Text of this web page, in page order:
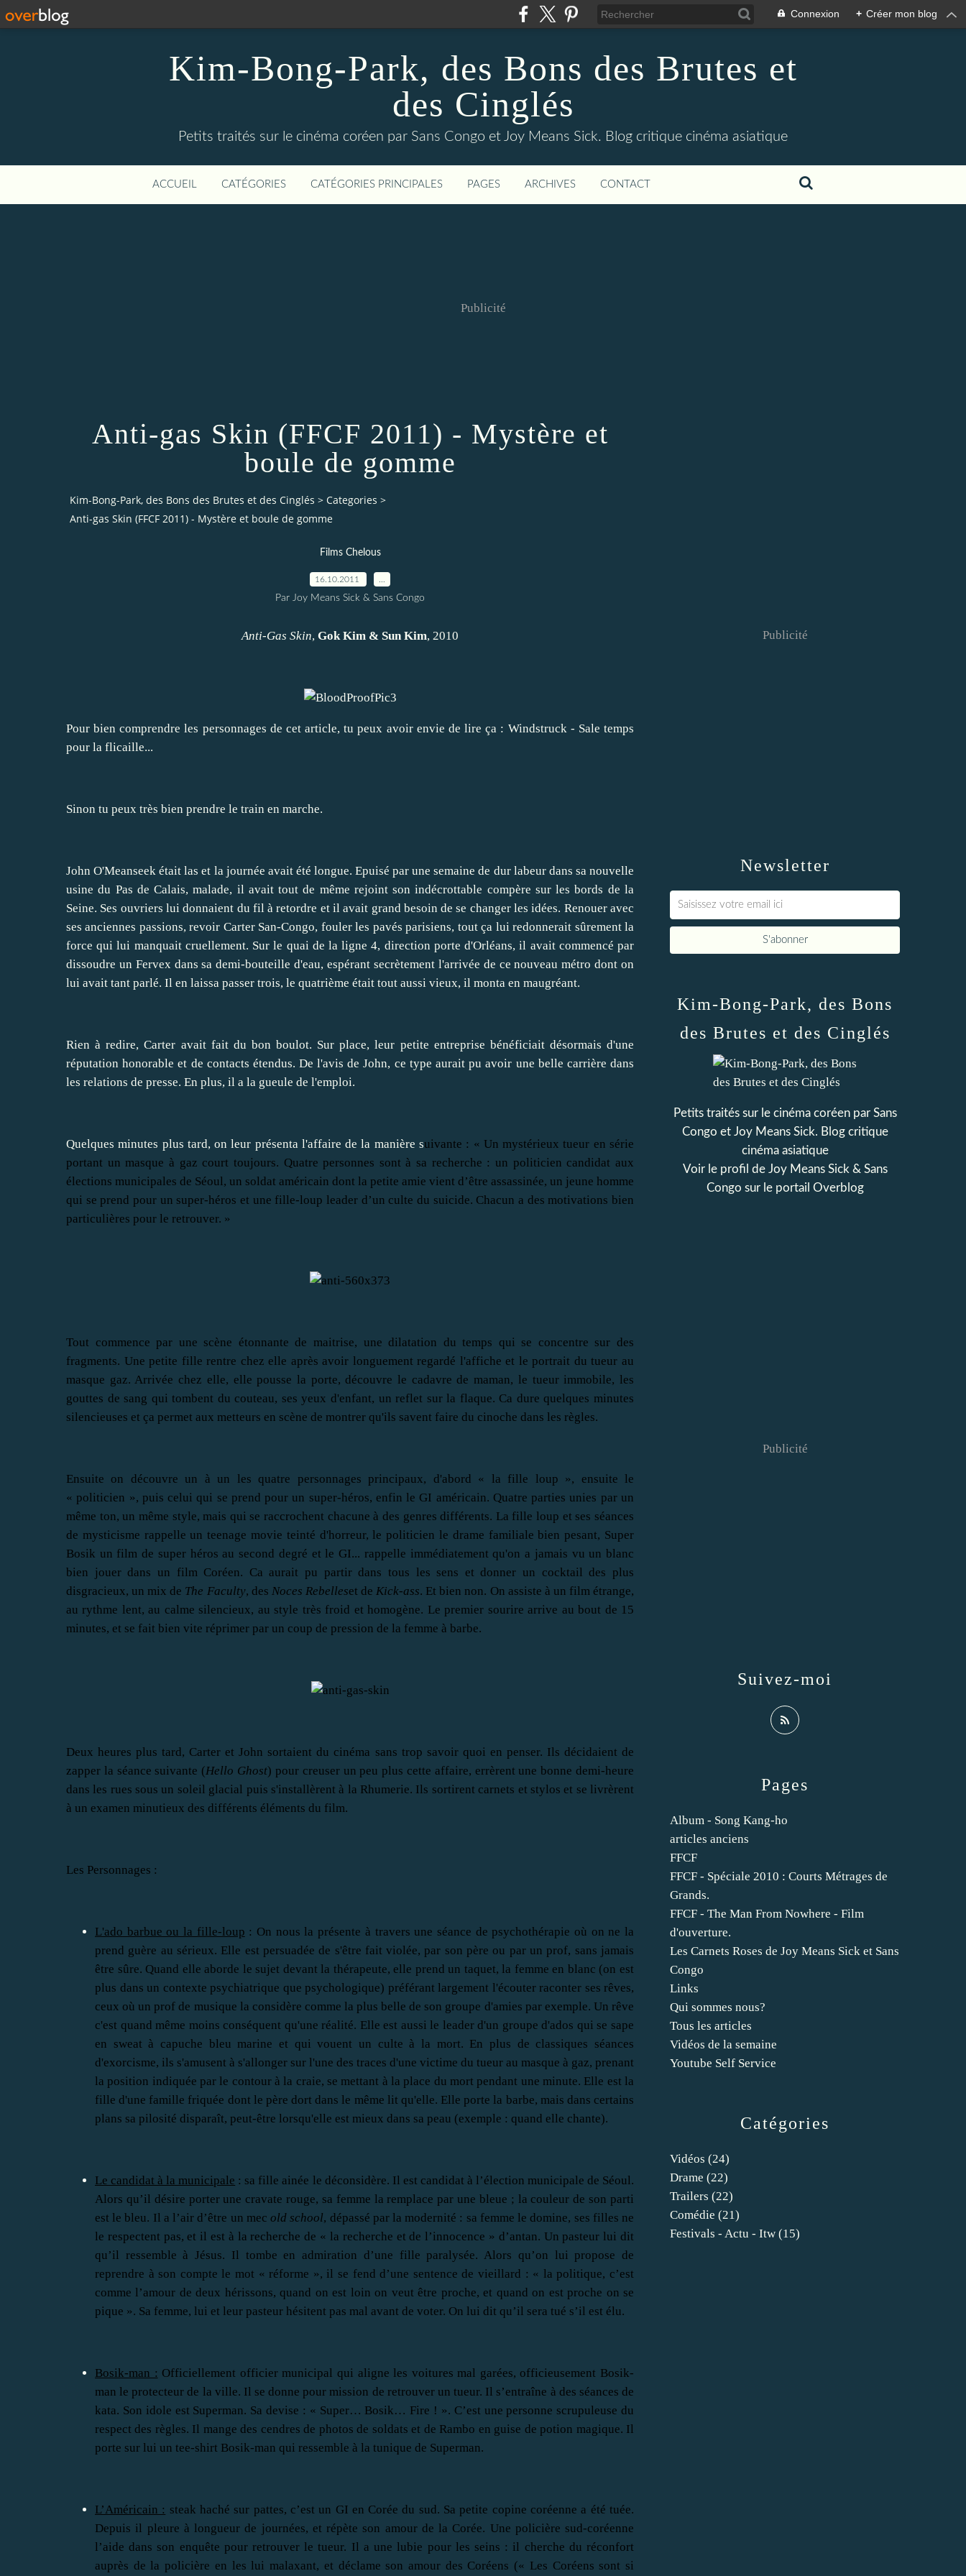
Connexion + Créer mon blog
Kim-Bong-Park, des Bons des Brutes et
des Cinglés
Petits traités sur le cinéma coréen par Sans Congo et Joy Means Sick. Blog critique cinéma asiatique
ACCUEIL CATÉGORIES CATÉGORIES PRINCIPALES PAGES ARCHIVES CONTACT
Publicité
Anti-gas Skin (FFCF 2011) - Mystère et
boule de gomme
Kim-Bong-Park, des Bons des Brutes et des Cinglés > Categories >
Anti-gas Skin (FFCF 2011) - Mystère et boule de gomme
Films Chelous
16.10.2011
Par Joy Means Sick & Sans Congo
Anti-Gas Skin, Gok Kim & Sun Kim, 2010
Pour bien comprendre les personnages de cet article, tu peux avoir envie de lire ça : Windstruck - Sale temps
pour la flicaille...
Sinon tu peux très bien prendre le train en marche.
John O'Meanseek était las et la journée avait été longue. Epuisé par une semaine de dur labeur dans sa nouvelle
usine du Pas de Calais, malade, il avait tout de même rejoint son indécrottable compère sur les bords de la
Seine. Ses ouvriers lui donnaient du fil à retordre et il avait grand besoin de se changer les idées. Renouer avec
ses anciennes passions, revoir Carter San-Congo, fouler les pavés parisiens, tout ça lui redonnerait sûrement la
force qui lui manquait cruellement. Sur le quai de la ligne 4, direction porte d'Orléans, il avait commencé par
dissoudre un Fervex dans sa demi-bouteille d'eau, espérant secrètement l'arrivée de ce nouveau métro dont on
lui avait tant parlé. Il en laissa passer trois, le quatrième était tout aussi vieux, il monta en maugréant.
Rien à redire, Carter avait fait du bon boulot. Sur place, leur petite entreprise bénéficiait désormais d'une
réputation honorable et de contacts étendus. De l'avis de John, ce type aurait pu avoir une belle carrière dans
les relations de presse. En plus, il a la gueule de l'emploi.
Quelques minutes plus tard, on leur présenta l'affaire de la manière suivante : « Un mystérieux tueur en série
portant un masque à gaz court toujours. Quatre personnes sont à sa recherche : un politicien candidat aux
élections municipales de Séoul, un soldat américain dont la petite amie vient d’être assassinée, un jeune homme
qui se prend pour un super-héros et une fille-loup leader d’un culte du suicide. Chacun a des motivations bien
particulières pour le retrouver. »
Tout commence par une scène étonnante de maitrise, une dilatation du temps qui se concentre sur des
fragments. Une petite fille rentre chez elle après avoir longuement regardé l'affiche et le portrait du tueur au
masque gaz. Arrivée chez elle, elle pousse la porte, découvre le cadavre de maman, le tueur immobile, les
gouttes de sang qui tombent du couteau, ses yeux d'enfant, un reflet sur la flaque. Ca dure quelques minutes
silencieuses et ça permet aux metteurs en scène de montrer qu'ils savent faire du cinoche dans les règles.
Ensuite on découvre un à un les quatre personnages principaux, d'abord « la fille loup », ensuite le
« politicien », puis celui qui se prend pour un super-héros, enfin le GI américain. Quatre parties unies par un
même ton, un même style, mais qui se raccrochent chacune à des genres différents. La fille loup et ses séances
de mysticisme rappelle un teenage movie teinté d'horreur, le politicien le drame familiale bien pesant, Super
Bosik un film de super héros au second degré et le GI... rappelle immédiatement qu'on a jamais vu un blanc
bien jouer dans un film Coréen. Ca aurait pu partir dans tous les sens et donner un cocktail des plus
disgracieux, un mix de The Faculty, des Noces Rebelleset de Kick-ass. Et bien non. On assiste à un film étrange,
au rythme lent, au calme silencieux, au style très froid et homogène. Le premier sourire arrive au bout de 15
minutes, et se fait bien vite réprimer par un coup de pression de la femme à barbe.
Deux heures plus tard, Carter et John sortaient du cinéma sans trop savoir quoi en penser. Ils décidaient de
zapper la séance suivante (Hello Ghost) pour creuser un peu plus cette affaire, errèrent une bonne demi-heure
dans les rues sous un soleil glacial puis s'installèrent à la Rhumerie. Ils sortirent carnets et stylos et se livrèrent
à un examen minutieux des différents éléments du film.
Les Personnages :
L'ado barbue ou la fille-loup : On nous la présente à travers une séance de psychothérapie où on ne la
prend guère au sérieux. Elle est persuadée de s'être fait violée, par son père ou par un prof, sans jamais
être sûre. Quand elle aborde le sujet devant la thérapeute, elle prend un taquet, la femme en blanc (on est
plus dans un contexte psychiatrique que psychologique) préférant largement l'écouter raconter ses rêves,
ceux où un prof de musique la considère comme la plus belle de son groupe d'amies par exemple. Un rêve
c'est quand même moins conséquent qu'une réalité. Elle est aussi le leader d'un groupe d'ados qui se sape
en sweat à capuche bleu marine et qui vouent un culte à la mort. En plus de classiques séances
d'exorcisme, ils s'amusent à s'allonger sur l'une des traces d'une victime du tueur au masque à gaz, prenant
la position indiquée par le contour à la craie, se mettant à la place du mort pendant une minute. Elle est la
fille d'une famille friquée dont le père dort dans le même lit qu'elle. Elle porte la barbe, mais dans certains
plans sa pilosité disparaît, peut-être lorsqu'elle est mieux dans sa peau (exemple : quand elle chante).
Le candidat à la municipale : sa fille ainée le déconsidère. Il est candidat à l’élection municipale de Séoul.
Alors qu’il désire porter une cravate rouge, sa femme la remplace par une bleue ; la couleur de son parti
est le bleu. Il a l’air d’être un mec old school, dépassé par la modernité : sa femme le domine, ses filles ne
le respectent pas, et il est à la recherche de « la recherche et de l’innocence » d’antan. Un pasteur lui dit
qu’il ressemble à Jésus. Il tombe en admiration d’une fille paralysée. Alors qu’on lui propose de
reprendre à son compte le mot « réforme », il se fend d’une sentence de vieillard : « la politique, c’est
comme l’amour de deux hérissons, quand on est loin on veut être proche, et quand on est proche on se
pique ». Sa femme, lui et leur pasteur hésitent pas mal avant de voter. On lui dit qu’il sera tué s’il est élu.
Bosik-man : Officiellement officier municipal qui aligne les voitures mal garées, officieusement Bosik-
man le protecteur de la ville. Il se donne pour mission de retrouver un tueur. Il s’entraîne à des séances de
kata. Son idole est Superman. Sa devise : « Super… Bosik… Fire ! ». C’est une personne scrupuleuse du
respect des règles. Il mange des cendres de photos de soldats et de Rambo en guise de potion magique. Il
porte sur lui un tee-shirt Bosik-man qui ressemble à la tunique de Superman.
L’Américain : steak haché sur pattes, c’est un GI en Corée du sud. Sa petite copine coréenne a été tuée.
Depuis il pleure à longueur de journées, et répète son amour de la Corée. Une policière sud-coréenne
l’aide dans son enquête pour retrouver le tueur. Il a une lubie pour les seins : il cherche du réconfort
auprès de la policière en les lui malaxant, et déclame son amour des Coréens (« Les Coréens sont si
Newsletter
Publicité
Catégories
Vidéos (24)
Drame (22)
Trailers (22)
Comédie (21)
Festivals - Actu - Itw (15)
Pages
Album - Song Kang-ho
articles anciens
FFCF
FFCF - Spéciale 2010 : Courts Métrages de
Grands.
FFCF - The Man From Nowhere - Film
d'ouverture.
Les Carnets Roses de Joy Means Sick et Sans
Congo
Links
Qui sommes nous?
Tous les articles
Vidéos de la semaine
Youtube Self Service
Kim-Bong-Park, des Bons
des Brutes et des Cinglés
Petits traités sur le cinéma coréen par Sans
Congo et Joy Means Sick. Blog critique
cinéma asiatique
Voir le profil de Joy Means Sick & Sans
Congo sur le portail Overblog
Suivez-moi
Publicité